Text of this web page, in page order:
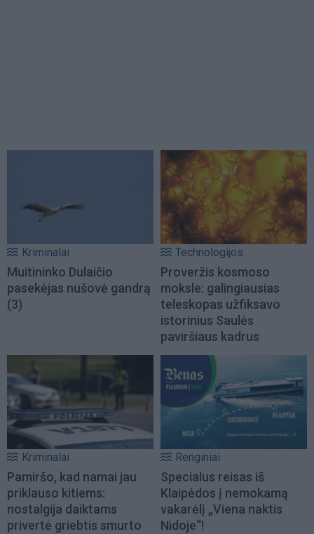
Kriminalai
Muitininko Dulaičio
pasekėjas nušovė gandrą
(3)
Technologijos
Proveržis kosmoso
moksle: galingiausias
teleskopas užfiksavo
istorinius Saulės
paviršiaus kadrus
Kriminalai
Pamiršo, kad namai jau
priklauso kitiems:
nostalgija daiktams
privertė griebtis smurto
Renginiai
Specialus reisas iš
Klaipėdos į nemokamą
vakarėlį „Viena naktis
Nidoje“!